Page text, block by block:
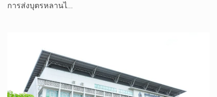
การส่งบุตรหลานไ…